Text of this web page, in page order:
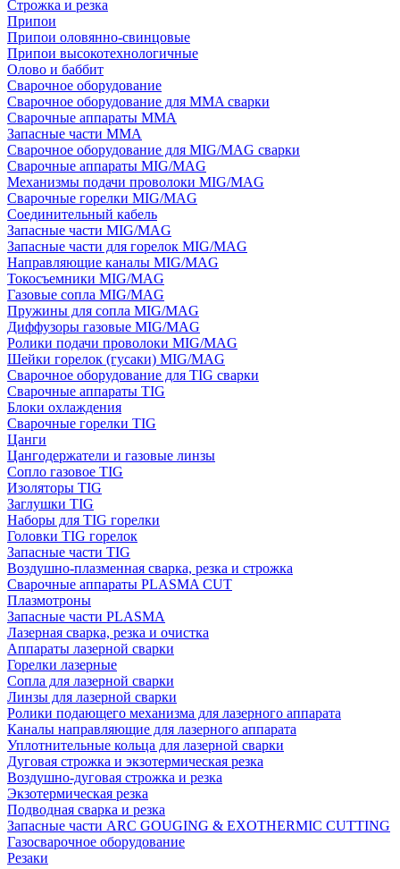
Строжка и резка
Припои
Припои оловянно-свинцовые
Припои высокотехнологичные
Олово и баббит
Сварочное оборудование
Сварочное оборудование для MMA сварки
Сварочные аппараты MMA
Запасные части MMA
Сварочное оборудование для MIG/MAG сварки
Сварочные аппараты MIG/MAG
Механизмы подачи проволоки MIG/MAG
Сварочные горелки MIG/MAG
Соединительный кабель
Запасные части MIG/MAG
Запасные части для горелок MIG/MAG
Направляющие каналы MIG/MAG
Токосъемники MIG/MAG
Газовые сопла MIG/MAG
Пружины для сопла MIG/MAG
Диффузоры газовые MIG/MAG
Ролики подачи проволоки MIG/MAG
Шейки горелок (гусаки) MIG/MAG
Сварочное оборудование для TIG сварки
Сварочные аппараты TIG
Блоки охлаждения
Сварочные горелки TIG
Цанги
Цангодержатели и газовые линзы
Сопло газовое TIG
Изоляторы TIG
Заглушки TIG
Наборы для TIG горелки
Головки TIG горелок
Запасные части TIG
Воздушно-плазменная сварка, резка и строжка
Сварочные аппараты PLASMA CUT
Плазмотроны
Запасные части PLASMA
Лазерная сварка, резка и очистка
Аппараты лазерной сварки
Горелки лазерные
Сопла для лазерной сварки
Линзы для лазерной сварки
Ролики подающего механизма для лазерного аппарата
Каналы направляющие для лазерного аппарата
Уплотнительные кольца для лазерной сварки
Дуговая строжка и экзотермическая резка
Воздушно-дуговая строжка и резка
Экзотермическая резка
Подводная сварка и резка
Запасные части ARC GOUGING & EXOTHERMIC CUTTING
Газосварочное оборудование
Резаки